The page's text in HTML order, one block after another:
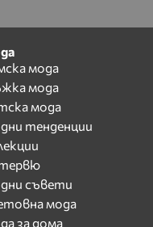
мода
мода
мода
тенденции
съвети
мода
за дома